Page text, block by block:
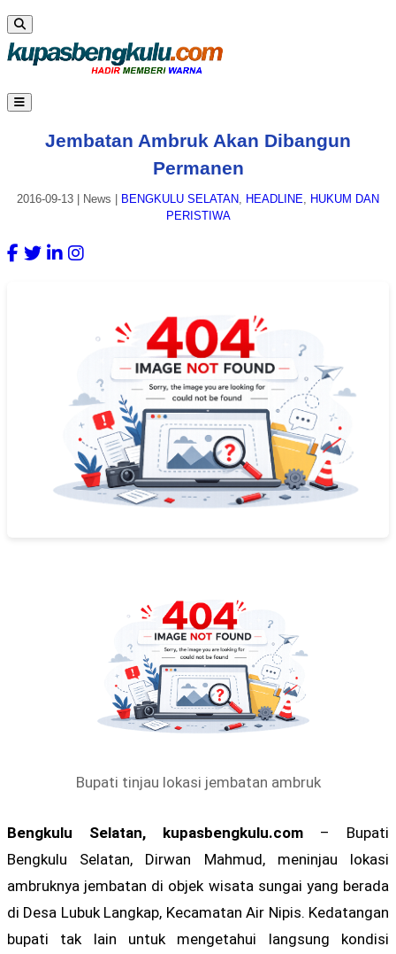
Jembatan Ambruk Akan Dibangun
Permanen
2016-09-13 News BENGKULU SELATAN, HEADLINE, HUKUM DAN
PERISTIWA
Bupati tinjau lokasi jembatan ambruk
Bengkulu Selatan, kupasbengkulu.com – Bupati
Bengkulu Selatan, Dirwan Mahmud, meninjau lokasi
ambruknya jembatan di objek wisata sungai yang berada
di Desa Lubuk Langkap, Kecamatan Air Nipis. Kedatangan
bupati tak lain untuk mengetahui langsung kondisi